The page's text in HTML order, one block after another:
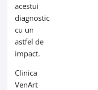
acestui
diagnostic
cu un
astfel de
impact.
Clinica
VenArt